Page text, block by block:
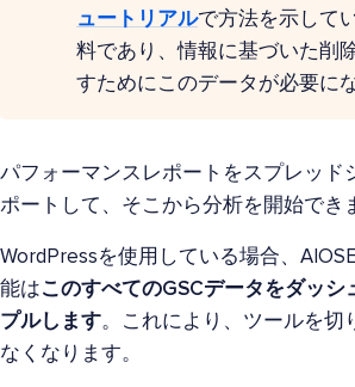
ュートリアルで方法を示して
料であり、情報に基づいた削
すためにこのデータが必要に
パフォーマンスレポートをスプレッド
ポートして、そこから分析を開始でき
WordPressを使用している場合、
能はこのすべてのGSCデータをダッシ
プルします。これにより、ツールを切
なくなります。